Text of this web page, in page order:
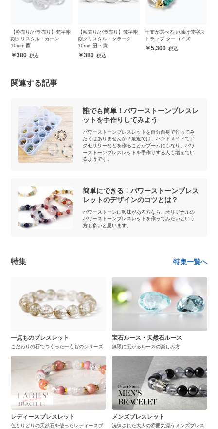
【粒売り/バラ売り】梵字彫
刻クリスタル・カーン
10mm 酉
380
【粒売り/バラ売り】梵字彫
刻クリスタル・タラーク
10mm 丑・寅
380
干支が選べる 厄除け梵字ス
トラップ ターコイズ
5,300
関連する記事
誰でも簡単！パワーストーンブレスレ
ットを手作りしてみよう
パワーストーンブレスレットを自分自身で作ってみ
たくはありませんか？最近では、ハンドメイドでア
クセサリーなどを作ることがブームにもなり、パワ
ーストーンブレスレットを手作りする人も増えてい
るようです。
簡単にできる！パワーストーンブレス
レットのデザインのコツとは？
パワーストーンに興味がある方なら、オリジナルの
パワーストーンブレスレットを作ってみたいという
方も多いと思います。
特集 特集一覧へ
一点ものブレスレット
こだわりの石でつくった一点ものシリーズ
宝石ルース・天然石ルース
無限に広がるルースの楽しみ方
レディースブレスレット
色とりどりの天然石を使ったレディースブ
メンズブレスレット
洗練された大人の雰囲気漂うメンズブレス